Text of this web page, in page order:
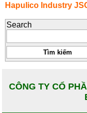
Hapulico Industry
Search
CÔNG TY CỔ